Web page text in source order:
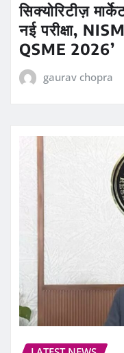
सिक्योरिटीज़
नई परीक्षा,
QSME 2026’
gaurav chopra